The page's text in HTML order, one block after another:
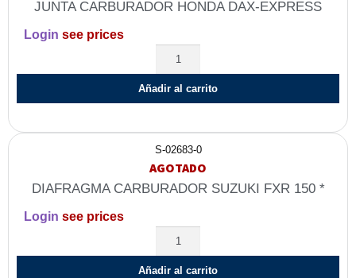
JUNTA CARBURADOR HONDA DAX-EXPRESS
Login see prices
Añadir al carrito
S-02683-0
AGOTADO
DIAFRAGMA CARBURADOR SUZUKI FXR 150 *
Login see prices
Añadir al carrito